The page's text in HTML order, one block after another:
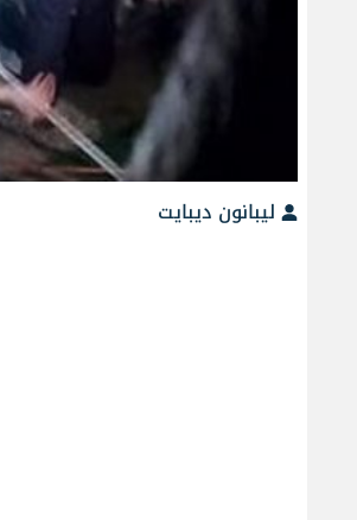
ليبانون ديبايت